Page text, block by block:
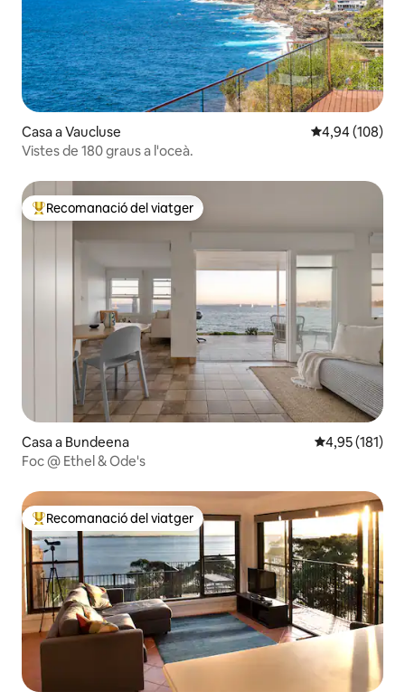
Casa a Vaucluse 4,94 de
4,94 (108)
Vistes de 180 graus a l'oceà.
Principals recomanacions dels viatgers
Recomanació del viatger
Casa a Bundeena 4,95 de
4,95 (181)
Foc @ Ethel & Ode's
Principals recomanacions dels viatgers
Recomanació del viatger